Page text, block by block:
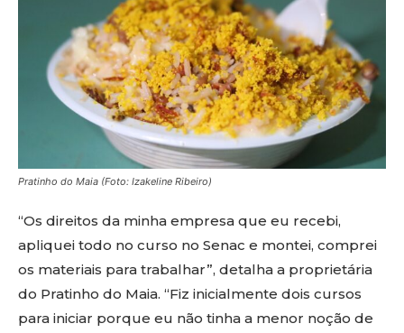
Pratinho do Maia (Foto: Izakeline Ribeiro)
“Os direitos da minha empresa que eu recebi,
apliquei todo no curso no Senac e montei, comprei
os materiais para trabalhar”, detalha a proprietária
do Pratinho do Maia. “Fiz inicialmente dois cursos
para iniciar porque eu não tinha a menor noção de